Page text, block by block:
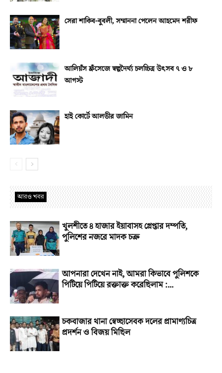
সেরা শাকিব-বুবলী, সম্মাননা পেলেন আহমেদ শরীফ
আলিয়ঁস ফ্রঁসেজে স্বল্পদৈর্ঘ্য চলচ্চিত্র উৎসব ৭ ও ৮
আগস্ট
হাই কোর্টে আলভীর জামিন
আরও খবর
খুলশীতে ৪ হাজার ইয়াবাসহ গ্রেপ্তার দম্পতি,
পুলিশের নজরে মাদক চক্র
আপনারা দেখেন নাই, আমরা কিভাবে পুলিশকে
পিটিয়ে পিটিয়ে রক্তাক্ত করেছিলাম :...
চকবাজার থানা স্বেচ্ছাসেবক দলের প্রামাণ্যচিত্র
প্রদর্শন ও বিজয় মিছিল